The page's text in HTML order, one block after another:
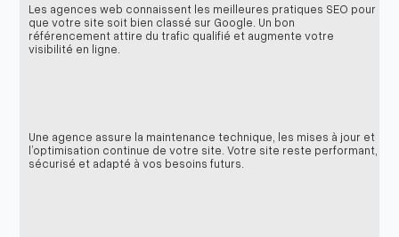
Les agences web connaissent les meilleures pratiques SEO pour
que votre site soit bien classé sur Google. Un bon
référencement attire du trafic qualifié et augmente votre
visibilité en ligne.
Une agence assure la maintenance technique, les mises à jour et
l’optimisation continue de votre site. Votre site reste performant,
sécurisé et adapté à vos besoins futurs.